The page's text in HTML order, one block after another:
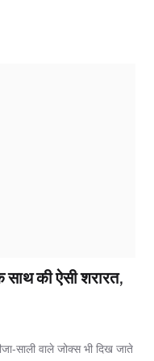
साथ की ऐसी शरारत,
साली वाले जोक्स भी दिख जाते